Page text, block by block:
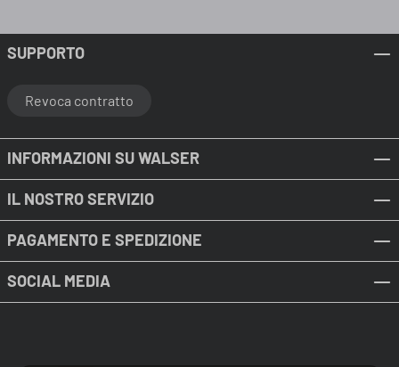
SUPPORTO
Revoca contratto
INFORMAZIONI SU WALSER
IL NOSTRO SERVIZIO
PAGAMENTO E SPEDIZIONE
SOCIAL MEDIA